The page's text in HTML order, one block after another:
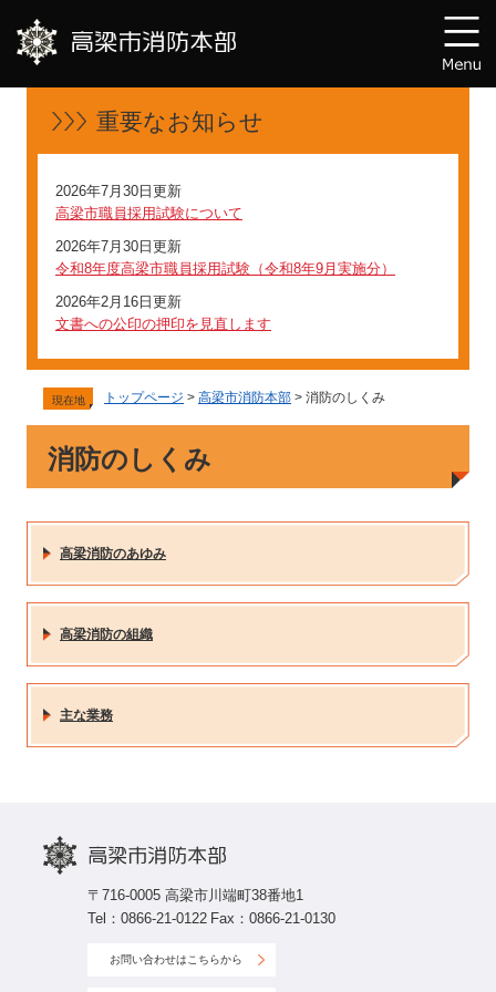
重要なお知らせ
高梁市職員採用試験について
2026年7月30日更新
令和8年度高梁市職員採用試験（令和8年9月実施分）
2026年7月30日更新
文書への公印の押印を見直します
2026年2月16日更新
現在地 トップページ > 高梁市消防本部 > 消防のしくみ
消防のしくみ
高梁消防のあゆみ
高梁消防の組織
主な業務
〒716-0005 高梁市川端町38番地1
Tel：0866-21-0122 Fax：0866-21-0130
お問い合わせはこちらから